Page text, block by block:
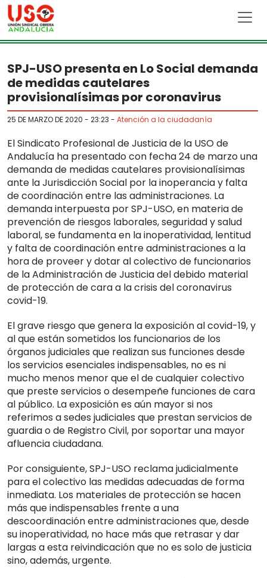
Skip to main content
SPJ-USO presenta en Lo Social demanda
de medidas cautelares
provisionalísimas por coronavirus
25 DE MARZO DE 2020 - 23:23 - Atención a la ciudadanía
El Sindicato Profesional de Justicia de la USO de
Andalucía ha presentado con fecha 24 de marzo una
demanda de medidas cautelares provisionalísimas
ante la Jurisdicción Social por la inoperancia y falta
de coordinación entre las administraciones. La
demanda interpuesta por SPJ-USO, en materia de
prevención de riesgos laborales, seguridad y salud
laboral, se fundamenta en la inoperatividad, lentitud
y falta de coordinación entre administraciones a la
hora de proveer y dotar al colectivo de funcionarios
de la Administración de Justicia del debido material
de protección de cara a la crisis del coronavirus
covid-19.
El grave riesgo que genera la exposición al covid-19, y
al que están sometidos los funcionarios de los
órganos judiciales que realizan sus funciones desde
los servicios esenciales indispensables, no es ni
mucho menos menor que el de cualquier colectivo
que preste servicios o desempeñe funciones de cara
al público. La exposición es aún mayor si nos
referimos a sedes judiciales que prestan servicios de
guardia o de Registro Civil, por soportar una mayor
afluencia ciudadana.
Por consiguiente, SPJ-USO reclama judicialmente
para el colectivo las medidas adecuadas de forma
inmediata. Los materiales de protección se hacen
más que indispensables frente a una
descoordinación entre administraciones que, desde
su inoperatividad, no hace más que retrasar y dar
largas a esta reivindicación que no es solo de justicia
sino, además, urgente.